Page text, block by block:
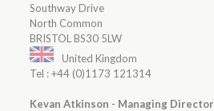
Southway Drive
North Common
BRISTOL BS30 5LW
United Kingdom
Tel : +44 (0)1173 121314
Kevan Atkinson - Managing Director